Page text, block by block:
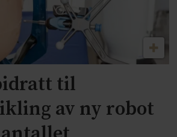
til
av ny robot